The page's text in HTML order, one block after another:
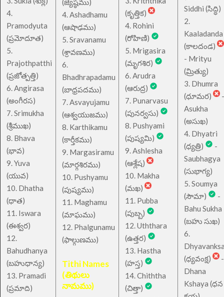
4.
Pramodyuta
(ప్రమోదూత)
5.
Prajothpatthi
(ప్రజోత్పత్తి)
6. Angirasa
(అంగీరస)
7. Srimukha
(శ్రీముఖ)
8. Bhava
(భావ)
9. Yuva
(యువ)
10. Dhatha
(ధాత)
11. Iswara
(ఈశ్వర)
12.
Bahudhanya
(బహుధాన్య)
13. Pramadi
(ప్రమాది)
(జ్యేష్ఠము)
4. Ashadhamu
(ఆషాఢము)
5. Sravanamu
(శ్రావణము)
6.
Bhadhrapadamu
(బాధ్రపదము)
7. Asvayujamu
(ఆశ్వయుజము)
8. Karthikamu
(కార్తీకము)
9. Margasiramu
(మార్గశిరము)
10. Pushyamu
(పుష్యము)
11. Maghamu
(మాఘము)
12. Phalgunamu
(ఫాల్గుణము)
Tithi Names
(తిథులు
నామము)
(కృత్తిక)
4. Rohini
(రోహిణి)
5. Mrigasira
(మృగశిర)
6. Arudra
(ఆరుద్ర)
7. Punarvasu
(పునర్వసు)
8. Pushyami
(పుష్యమి)
9. Ashlesha
(ఆశ్లేష)
10. Makha
(మఖ)
11. Pubba
(పుబ్బ)
12. Uththara
(ఉత్తర)
13. Hastha
(హస్త)
14. Chiththa
(చిత్తా)
Siddhi (సిద్ధి)
2.
Kaaladanda
(కాలదండ)
- Mrityu
(మ్రిత్యు)
3. Dhumra
(ధూమర)
-
Asukha
(అసుఖ)
4. Dhyatri
(ధ్యత్రి)
-
Saubhagya
(సుభాగ్య)
5. Soumya
(సౌమా)
-
Bahu Sukha
(బహు సుఖ)
6.
(ధ్యవంక్ష)
-
Dhana
Kshaya (ధన